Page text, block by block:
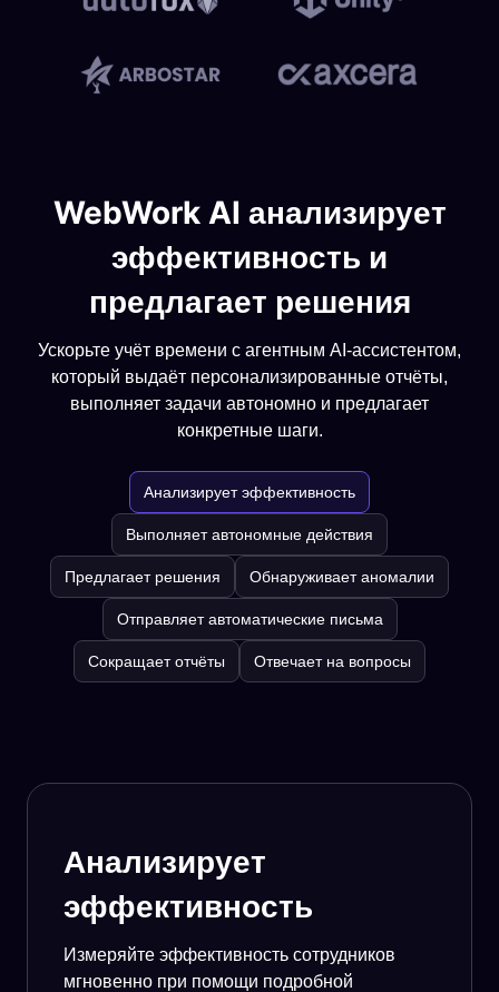
WebWork AI анализирует
эффективность и
предлагает решения
Ускорьте учёт времени с агентным AI-ассистентом,
который выдаёт персонализированные отчёты,
выполняет задачи автономно и предлагает
конкретные шаги.
Анализирует эффективность
Выполняет автономные действия
Предлагает решения Обнаруживает аномалии
Отправляет автоматические письма
Сокращает отчёты Отвечает на вопросы
Анализирует
эффективность
Измеряйте эффективность сотрудников
мгновенно при помощи подробной